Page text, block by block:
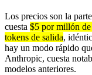
Los precios son la
cuesta $5 por millón
tokens de salida,
hay un modo rápido
Anthropic, cuesta
modelos anteriores.